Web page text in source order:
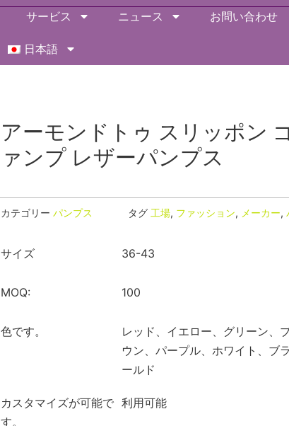
サービス ニュース お問い合わせ
日本語
アーモンドトゥ スリッポン
ァンプ レザーパンプス
カテゴリー パンプス タグ 工場, ファッション, メーカー,
サイズ 36-43
MOQ: 100
色です。
レッド、イエロー、グリーン、
ウン、パープル、ホワイト、ブ
ールド
カスタマイズが可能で
す。
利用可能